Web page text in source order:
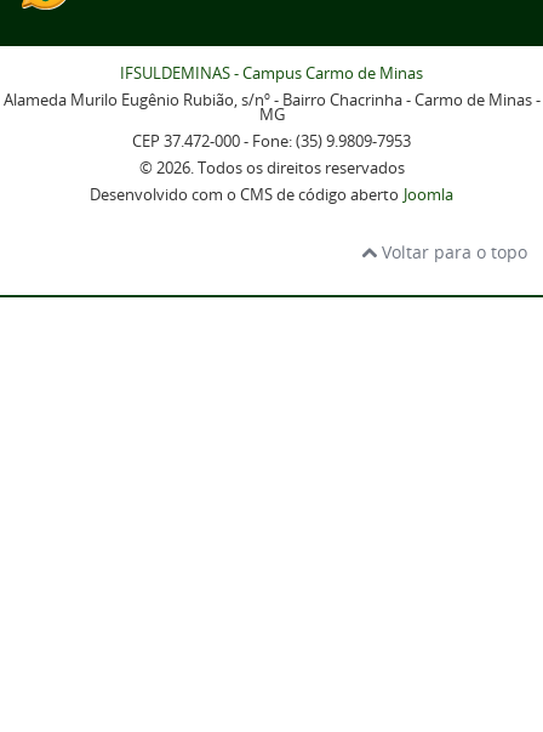
IFSULDEMINAS - Campus Carmo de Minas
Alameda Murilo Eugênio Rubião, s/nº - Bairro Chacrinha - Carmo de Minas -
MG
CEP 37.472-000 - Fone: (35) 9.9809-7953
© 2026. Todos os direitos reservados
Desenvolvido com o CMS de código aberto Joomla
Voltar para o topo